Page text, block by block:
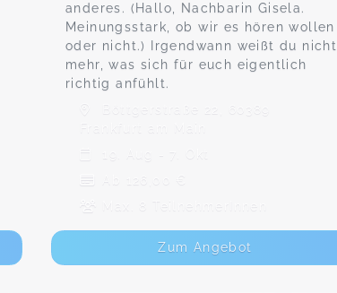
anderes. (Hallo, Nachbarin Gisela.
Meinungsstark, ob wir es hören wollen
oder nicht.) Irgendwann weißt du nicht
mehr, was sich für euch eigentlich
richtig anfühlt.
Böttgerstraße 22, 60389
Frankfurt am Main
19. Aug - 7. Okt
Ab 126,00 €
Max. 8 TeilnehmerInnen
Zum Angebot